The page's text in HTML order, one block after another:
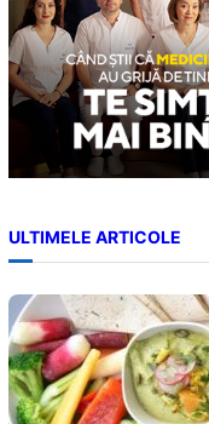
ULTIMELE ARTICOLE